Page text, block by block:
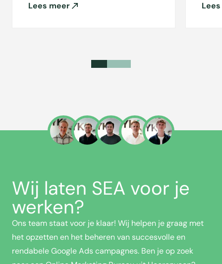
Lees meer
Wij laten SEA voor je
werken?
Ons team staat voor je klaar! Wij helpen je graag met
het opzetten en het beheren van succesvolle en
rendabele Google Ads campagnes. Ben je op zoek